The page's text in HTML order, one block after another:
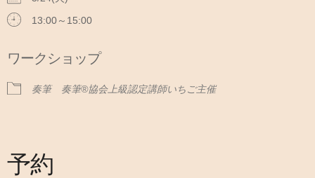
13:00～15:00
ワークショップ
奏筆 奏筆®協会上級認定講師いちご主催
予約